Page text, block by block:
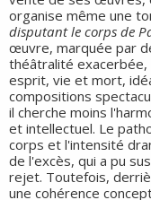
organise même une
disputant le corps de
œuvre, marquée par
théâtralité
esprit, vie et mort,
compositions
il cherche moins
et intellectuel. Le
corps et l'intensité
de l'excès, qui a pu
rejet. Toutefois,
une cohérence